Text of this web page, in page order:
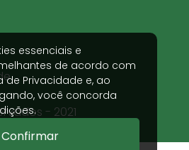
essenciais e
de acordo com
de Privacidade e, ao
você concorda
Confirmar
- 2021